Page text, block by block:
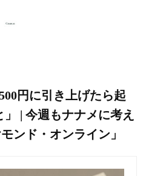
円に引き上げたら起
| 今週もナナメに考え
ンド・オンライン」